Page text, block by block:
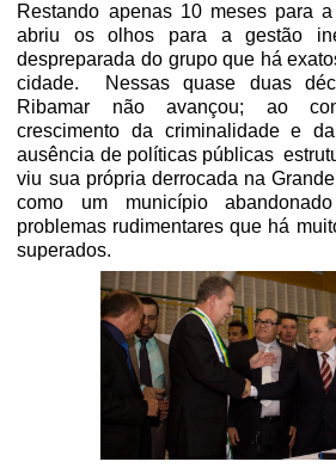
Restando apenas 10 meses para
abriu os olhos para a gestão
despreparada do grupo que há
cidade.
Nessas quase duas
Ribamar não avançou; ao
crescimento da criminalidade e
ausência de políticas públicas
viu sua própria derrocada na
como um município
problemas rudimentares que há
superados.